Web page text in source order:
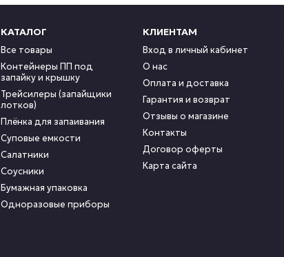
КАТАЛОГ
Все товары
Контейнеры ПП под
запайку и крышку
Трейсилеры (запайщики
лотков)
Плёнка для запаивания
Суповые емкости
Салатники
Соусники
Бумажная упаковка
Одноразовые приборы
КЛИЕНТАМ
Вход в личный кабинет
О нас
Оплата и доставка
Гарантия и возврат
Отзывы о магазине
Контакты
Договор оферты
Карта сайта